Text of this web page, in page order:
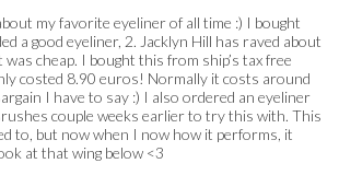
my favorite eyeliner of all time :) I bought
a good eyeliner, 2. Jacklyn Hill has raved about
cheap. I bought this from ship’s tax free
costed 8.90 euros! Normally it costs around
I have to say :) I also ordered an eyeliner
couple weeks earlier to try this with. This
to, but now when I now how it performs, it
at that wing below <3